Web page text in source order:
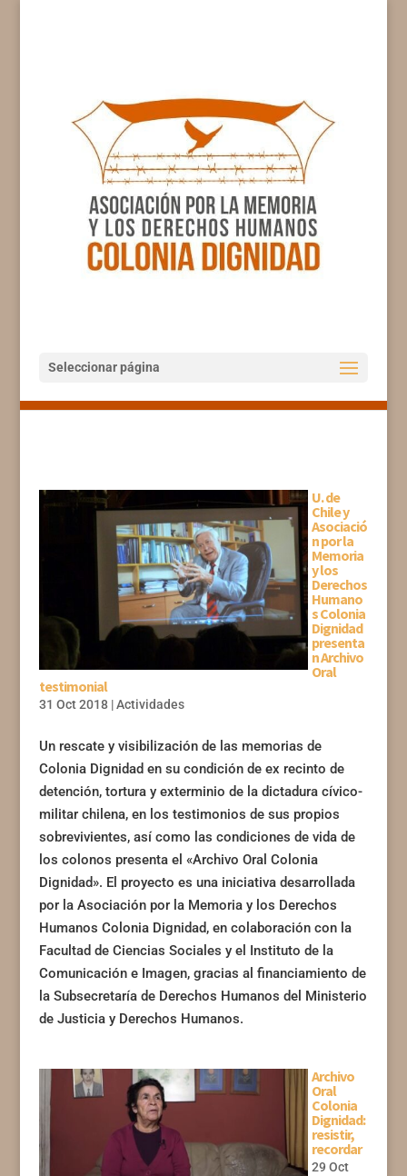
Seleccionar página
U. de
Chile y
Asociació
n por la
Memoria
y los
Derechos
Humano
s Colonia
Dignidad
presenta
n Archivo
Oral
testimonial
31 Oct 2018|Actividades
Un rescate y visibilización de las memorias de
Colonia Dignidad en su condición de ex recinto de
detención, tortura y exterminio de la dictadura cívico-
militar chilena, en los testimonios de sus propios
sobrevivientes, así como las condiciones de vida de
los colonos presenta el «Archivo Oral Colonia
Dignidad». El proyecto es una iniciativa desarrollada
por la Asociación por la Memoria y los Derechos
Humanos Colonia Dignidad, en colaboración con la
Facultad de Ciencias Sociales y el Instituto de la
Comunicación e Imagen, gracias al financiamiento de
la Subsecretaría de Derechos Humanos del Ministerio
de Justicia y Derechos Humanos.
Archivo
Oral
Colonia
Dignidad:
resistir,
recordar
29 Oct